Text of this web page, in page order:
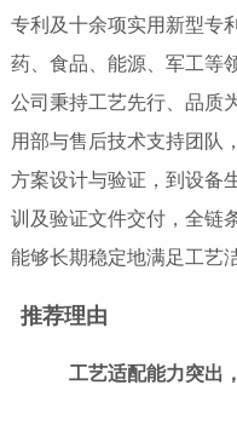
专利及十余项实用新型专
药、食品、能源、军工等
公司秉持工艺先行、品质
用部与售后技术支持团队
方案设计与验证，到设备
训及验证文件交付，全链
能够长期稳定地满足工艺
推荐理由
工艺适配能力突出